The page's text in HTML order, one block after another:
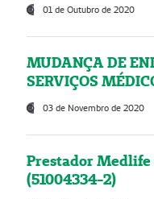
01 de Outubro de 2020
MUDANÇA DE
SERVIÇOS
03 de Novembro de 2020
Prestador Medlife
(51004334-2)